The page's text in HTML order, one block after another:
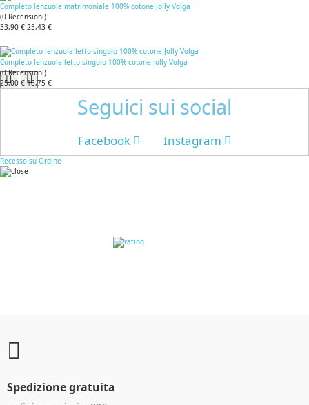
Completo lenzuola matrimoniale 100% cotone Jolly Volga
(0 Recensioni)
33,90 € 25,43 €
Completo lenzuola letto singolo 100% cotone Jolly Volga
(0Recensioni)
25,00 € 18,75 €
Seguici sui social
Facebook Instagram
Recesso su Ordine
RECENSIONI DEI
Spedizione gratuita